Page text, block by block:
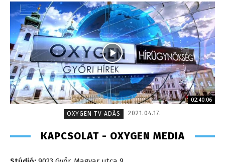
02:40:06
OXYGEN TV ADÁS
2021.04.17.
KAPCSOLAT - OXYGEN MEDIA